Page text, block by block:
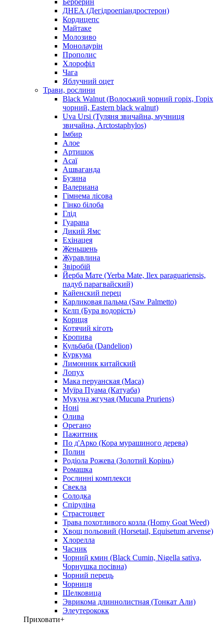
ДНЕА (Дегідроепіандростерон)
Кордицепс
Майтаке
Молозиво
Монолаурін
Прополис
Хлорофіл
Чага
Яблучний оцет
Трави, рослини
Black Walnut (Волоський чорний горіх, Горіх
чорний, Eastern black walnut)
Uva Ursi (Туляня звичайна, мучниця
звичайна, Arctostaphylos)
Імбир
Алое
Артишок
Асаї
Ашваганда
Бузина
Валериана
Гімнема лісова
Гінко білоба
Глід
Гуарана
Дикий Ямс
Ехінацея
Женьшень
Журавлина
Звіробій
Йерба Мате (Yerba Mate, Ilex paraguariensis,
падуб парагвайский)
Кайенский перец
Карликовая пальма (Saw Palmetto)
Келп (Бура водорість)
Кориця
Котячий кіготь
Кропива
Кульбаба (Dandelion)
Куркума
Лимонник китайский
Лопух
Мака перуанская (Maca)
Муїра Пуама (Катуаба)
Мукуна жгучая (Mucuna Pruriens)
Ноні
Олива
Орегано
Пажитник
По д'Арко (Кора мурашиного дерева)
Полин
Родіола Рожева (Золотий Корінь)
Ромашка
Рослинні комплекси
Свекла
Солодка
Спіруліна
Страстоцвет
Трава похотливого козла (Horny Goat Weed)
Хвощ польовий (Horsetail, Equisetum arvense)
Хлорелла
Часник
Чорний кмин (Black Cumin, Nigella sativa,
Чорнушка посівна)
Чорний перець
Чорниця
Шелковица
Эврикома длиннолистная (Тонкат Али)
Элеутерококк
Приховати+